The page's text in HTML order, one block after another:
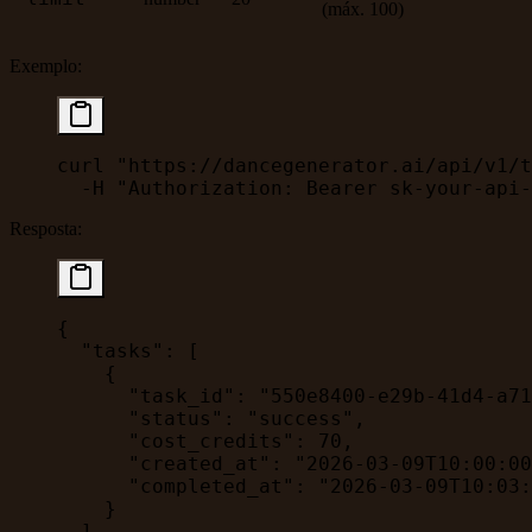
(máx. 100)
Exemplo:
curl
"https://dancegenerator.ai/api/v1/
  -H
"Authorization: Bearer sk-your-
Resposta:
{
  "tasks"
: [
    {
      "task_id"
:
"550e8400-e29b-41d4-
      "status"
: "success" ,
      "cost_credits"
: 70 ,
      "created_at"
:
"2026-03-
      "completed_at"
:
"2026-03-
    }